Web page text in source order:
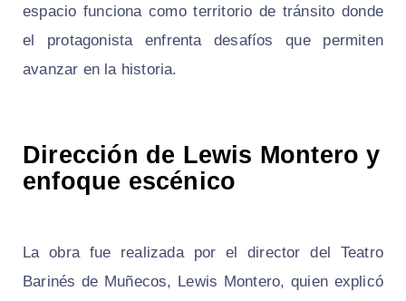
espacio funciona como territorio de tránsito donde
el protagonista enfrenta desafíos que permiten
avanzar en la historia.
Dirección de Lewis Montero y
enfoque escénico
La obra fue realizada por el director del Teatro
Barinés de Muñecos, Lewis Montero, quien explicó